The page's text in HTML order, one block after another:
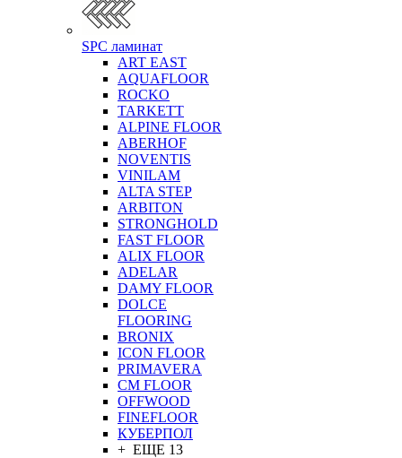
SPC ламинат
ART EAST
AQUAFLOOR
ROCKO
TARKETT
ALPINE FLOOR
ABERHOF
NOVENTIS
VINILAM
ALTA STEP
ARBITON
STRONGHOLD
FAST FLOOR
ALIX FLOOR
ADELAR
DAMY FLOOR
DOLCE
FLOORING
BRONIX
ICON FLOOR
PRIMAVERA
CM FLOOR
OFFWOOD
FINEFLOOR
КУБЕРПОЛ
+ ЕЩЕ 13